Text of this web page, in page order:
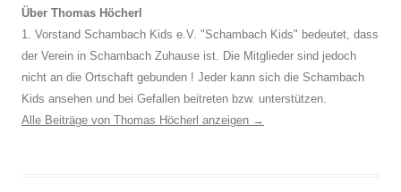
Über Thomas Höcherl
1. Vorstand Schambach Kids e.V. "Schambach Kids" bedeutet, dass
der Verein in Schambach Zuhause ist. Die Mitglieder sind jedoch
nicht an die Ortschaft gebunden ! Jeder kann sich die Schambach
Kids ansehen und bei Gefallen beitreten bzw. unterstützen.
Alle Beiträge von Thomas Höcherl anzeigen →